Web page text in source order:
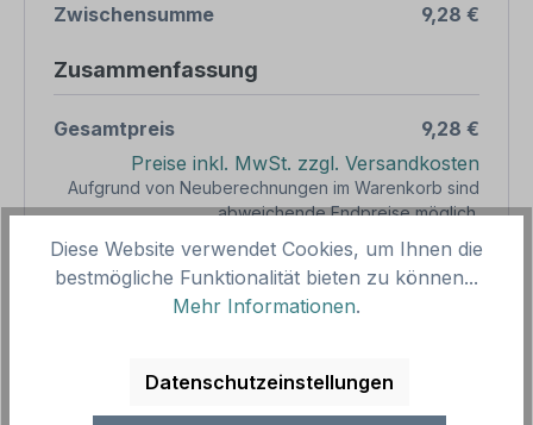
Zwischensumme 9,28 €
Zusammenfassung
Gesamtpreis
9,28 €
Preise inkl. MwSt. zzgl. Versandkosten
Aufgrund von Neuberechnungen im Warenkorb sind
abweichende Endpreise möglich.
Produkt Anzahl: Gib den
In den Warenkorb
Vorlagenummer: FUN-G-01
Diese Website verwendet Cookies, um Ihnen die
bestmögliche Funktionalität bieten zu können...
Mehr Informationen.
Datenschutzeinstellungen